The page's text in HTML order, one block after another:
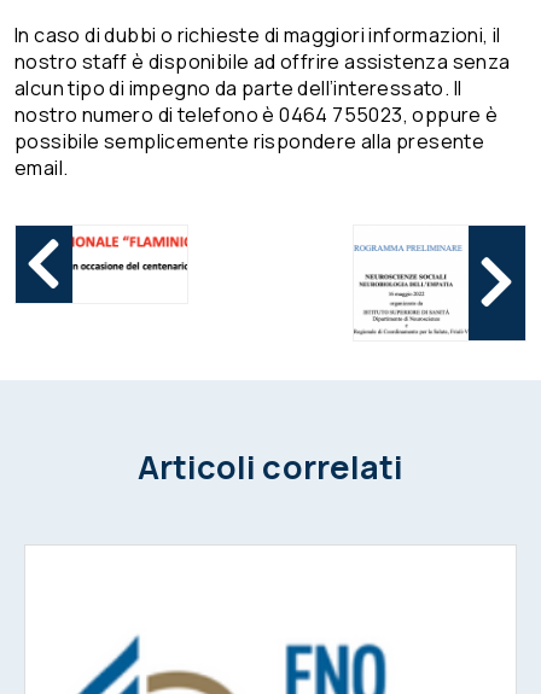
In caso di dubbi o richieste di maggiori informazioni, il
nostro staff è disponibile ad offrire assistenza senza
alcun tipo di impegno da parte dell’interessato. Il
nostro numero di telefono è 0464 755023, oppure è
possibile semplicemente rispondere alla presente
email.
Articoli correlati